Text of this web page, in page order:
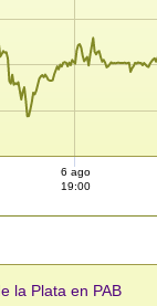
6 ago
19:00
la Plata en PAB